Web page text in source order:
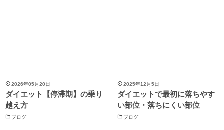
2026年05月20日
ダイエット【停滞期】の乗り
越え方
ブログ
2025年12月5日
ダイエットで最初に落ちやす
い部位・落ちにくい部位
ブログ